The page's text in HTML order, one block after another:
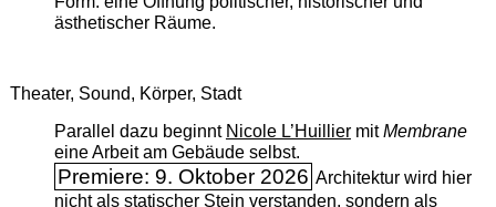
ästhetischer Räume.
Theater, Sound, Körper, Stadt
Parallel dazu beginnt Nicole L’Huilliermit ­Membrane
eine Arbeit am Gebäude selbst.
Premiere: 9. Oktober 2026 Architektur wird hier
nicht als statischer Stein verstanden, sondern als